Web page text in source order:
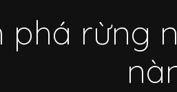
phá rừng